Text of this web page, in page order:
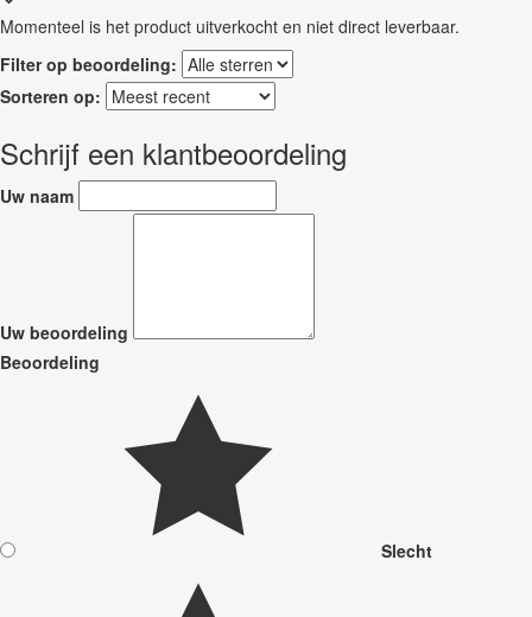
Momenteel is het product uitverkocht en niet direct leverbaar.
Filter op beoordeling:
Sorteren op:
Schrijf een klantbeoordeling
Uw naam
Uw beoordeling
Beoordeling
Slecht